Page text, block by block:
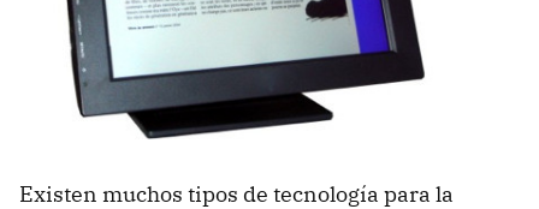
Existen muchos tipos de tecnología para la